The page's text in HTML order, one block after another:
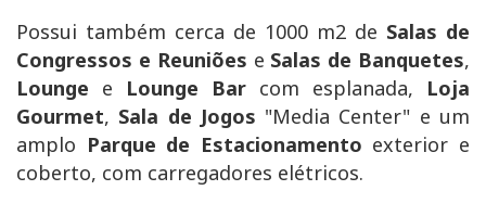
Possui também cerca de 1000 m2 de Salas de
Congressos e Reuniões e Salas de Banquetes,
Lounge e Lounge Bar com esplanada, Loja
Gourmet, Sala de Jogos "Media Center" e um
amplo Parque de Estacionamento exterior e
coberto, com carregadores elétricos.